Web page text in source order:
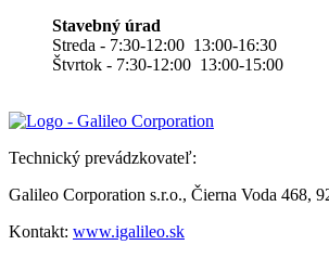
Stavebný úrad
Streda - 7:30-12:00 13:00-16:30
Štvrtok - 7:30-12:00 13:00-15:00
Technický prevádzkovateľ:
Galileo Corporation s.r.o., Čierna Voda 468,
Kontakt: www.igalileo.sk